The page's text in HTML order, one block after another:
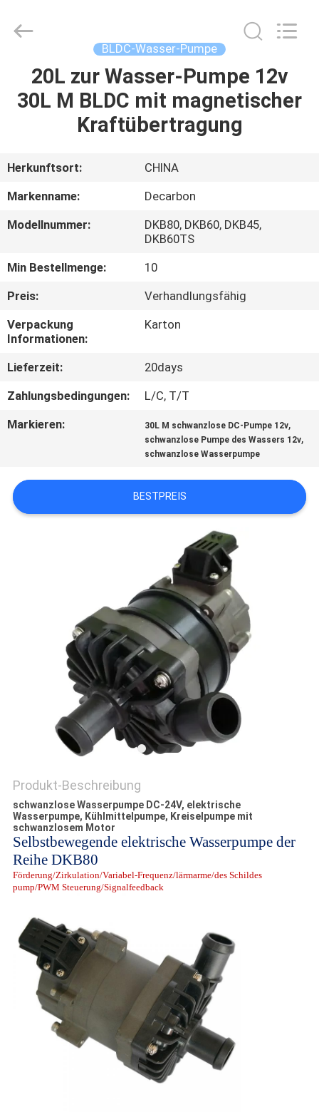
STARTSEITE
PRODUKTE
VIDEOS
UNS
TOUR
KONTAKT
ALLE
FÄLLE
DATENSCHUTZRICHTLINIE
Motor
Technology
BLDC-Wasser-Pumpe
20L zur Wasser-Pumpe 12v
30L M BLDC mit magnetischer
Kraftübertragung
Herkunftsort:
CHINA
Markenname:
Decarbon
Modellnummer:
DKB80, DKB60, DKB45,
DKB60TS
Min Bestellmenge:
10
Preis:
Verhandlungsfähig
Verpackung
Informationen:
Karton
Lieferzeit:
20days
Zahlungsbedingungen:
L/C, T/T
Markieren:
30L M schwanzlose DC-Pumpe 12v,
schwanzlose Pumpe des Wassers 12v,
schwanzlose Wasserpumpe
BESTPREIS
Produkt-Beschreibung
schwanzlose Wasserpumpe DC-24V, elektrische
Wasserpumpe, Kühlmittelpumpe, Kreiselpumpe mit
schwanzlosem Motor
Selbstbewegende elektrische Wasserpumpe der
Reihe DKB80
Förderung/Zirkulation/Variabel-Frequenz/lärmarme/des Schildes
pump/PWM Steuerung/Signalfeedback